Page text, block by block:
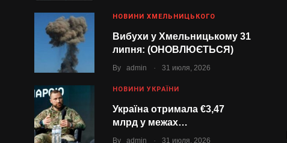
НОВИНИ ХМЕЛЬНИЦЬКОГО
Вибухи у Хмельницькому 31
липня: (ОНОВЛЮЄТЬСЯ)
By admin . 31 июля, 2026
НОВИНИ УКРАЇНИ
Україна отримала €3,47
млрд у межах…
By admin . 31 июля, 2026